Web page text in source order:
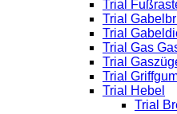
Trial
Trial
Trial
Trial Gas
Trial
Trial
Trial Hebel
Trial